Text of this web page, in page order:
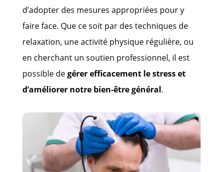
d’adopter des mesures appropriées pour y
faire face. Que ce soit par des techniques de
relaxation, une activité physique régulière, ou
en cherchant un soutien professionnel, il est
possible degérer efficacement le stress et
d’améliorer notre bien-être général.